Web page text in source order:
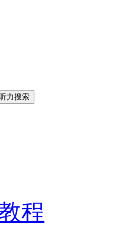
力搜索
程